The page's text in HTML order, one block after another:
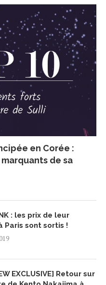
en Corée :
de sa
: les prix de leur
Paris sont sortis !
EXCLUSIVE] Retour sur